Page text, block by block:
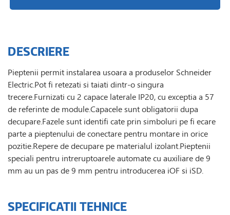
DESCRIERE
Pieptenii permit instalarea usoara a produselor Schneider
Electric.Pot fi retezati si taiati dintr-o singura
trecere.Furnizati cu 2 capace laterale IP20, cu exceptia a 57
de referinte de module.Capacele sunt obligatorii dupa
decupare.Fazele sunt identifi cate prin simboluri pe fi ecare
parte a pieptenului de conectare pentru montare in orice
pozitie.Repere de decupare pe materialul izolant.Pieptenii
speciali pentru intreruptoarele automate cu auxiliare de 9
mm au un pas de 9 mm pentru introducerea iOF si iSD.
SPECIFICATII TEHNICE